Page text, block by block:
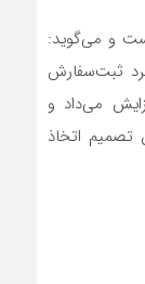
و می‌گوید:
ثبت‌سفارش
می‌داد و
تصمیم اتخاذ